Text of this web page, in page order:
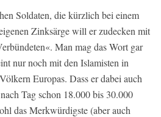
Soldaten, die kürzlich bei einem
Zinksärge will er zudecken mit
Man mag das Wort gar
nur noch mit den Islamisten in
Europas. Dass er dabei auch
Tag schon 18.000 bis 30.000
das Merkwürdigste (aber auch